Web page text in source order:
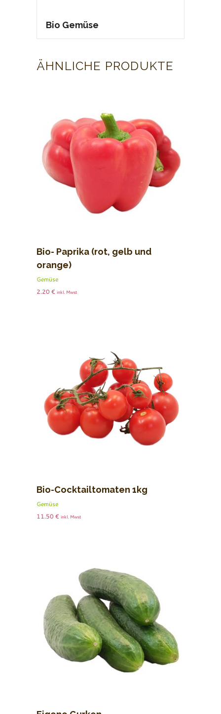
Bio Gemüse
ÄHNLICHE PRODUKTE
Bio- Paprika (rot, gelb und
orange)
Gemüse
2.20 € inkl. Mwst
Bio-Cocktailtomaten 1kg
Gemüse
11.50 € inkl. Mwst